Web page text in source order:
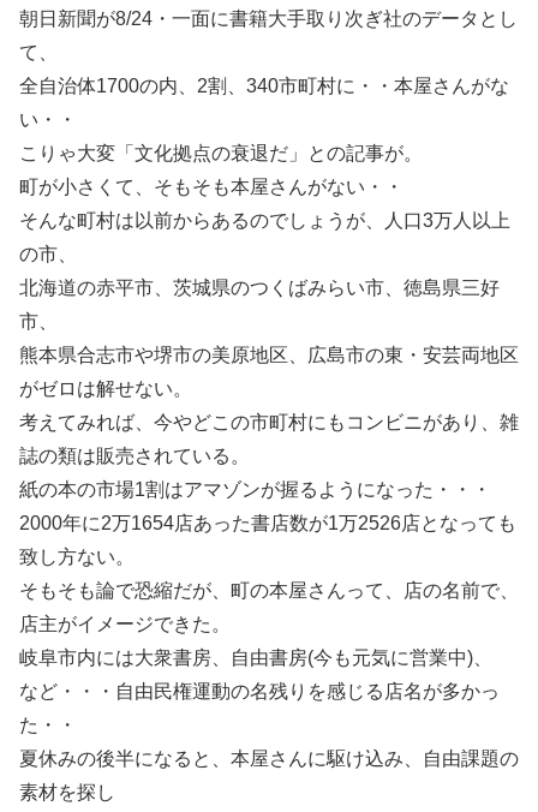
朝日新聞が8/24・一面に書籍大手取り次ぎ社のデータとし
て、
全自治体1700の内、2割、340市町村に・・本屋さんがな
い・・
こりゃ大変「文化拠点の衰退だ」との記事が。
町が小さくて、そもそも本屋さんがない・・
そんな町村は以前からあるのでしょうが、人口3万人以上
の市、
北海道の赤平市、茨城県のつくばみらい市、徳島県三好
市、
熊本県合志市や堺市の美原地区、広島市の東・安芸両地区
がゼロは解せない。
考えてみれば、今やどこの市町村にもコンビニがあり、雑
誌の類は販売されている。
紙の本の市場1割はアマゾンが握るようになった・・・
2000年に2万1654店あった書店数が1万2526店となっても
致し方ない。
そもそも論で恐縮だが、町の本屋さんって、店の名前で、
店主がイメージできた。
岐阜市内には大衆書房、自由書房(今も元気に営業中)、
など・・・自由民権運動の名残りを感じる店名が多かっ
た・・
夏休みの後半になると、本屋さんに駆け込み、自由課題の
素材を探し